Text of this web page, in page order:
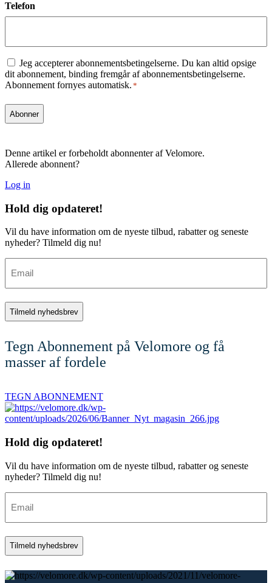
Telefon
Consent
*
Jeg accepterer abonnementsbetingelserne. Du kan altid opsige
dit abonnement, binding fremgår af abonnementsbetingelserne.
Abonnement fornyes automatisk. *
Denne artikel er forbeholdt abonnenter af Velomore.
Allerede abonnent?
Log in
Hold dig opdateret!
Vil du have information om de nyeste tilbud, rabatter og seneste
nyheder? Tilmeld dig nu!
Tegn Abonnement på Velomore og få
masser af fordele
TEGN ABONNEMENT
Hold dig opdateret!
Vil du have information om de nyeste tilbud, rabatter og seneste
nyheder? Tilmeld dig nu!